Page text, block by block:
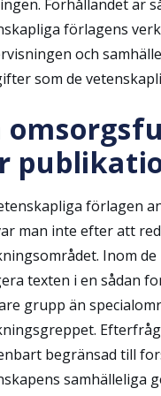
Förhållandet är
förlagens
och
som de
förlagen
man inte efter att
Inom
texten i en sådan
grupp än
begränsad till
samhälleliga